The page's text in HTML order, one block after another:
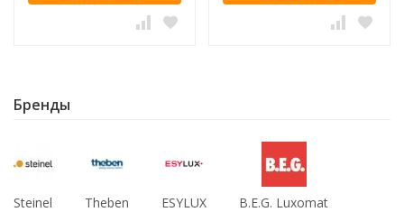
Бренды
Steinel Theben ESYLUX B.E.G. Luxomat